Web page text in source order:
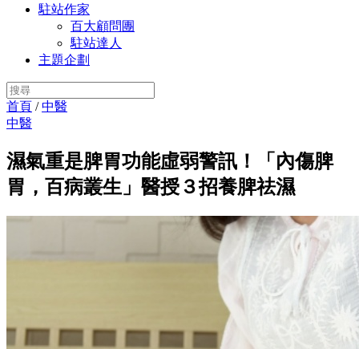
駐站作家
百大顧問團
駐站達人
主題企劃
首頁 /中醫
中醫
濕氣重是脾胃功能虛弱警訊！「內傷脾
胃，百病叢生」醫授３招養脾祛濕